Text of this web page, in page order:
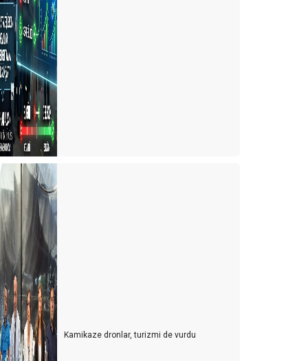
ne yapsın?
yıl oteller yabancı turiste kalacak gibi...
esnafı artan kurlara karşı çareyi buldu
2022 için en büyük korkusu
çalışanı sektörden kaçıyor
yerli turiste ayrı fiyatlandırma yapmalı
Türk de olsa yabancı da olsa bekara otel odası yok
2021 yılında turizmde değişen bir şey yok
Bulgaristan'da turist olmak
Personel bulmak turist bulmaktan daha zor hale
gök turist doldu, ardından umarım vaka dolmaz
oksijeni tükenmek üzere
umutlar temmuz ayına kaldı
Kamikaze dronlar, turizmi de vurdu